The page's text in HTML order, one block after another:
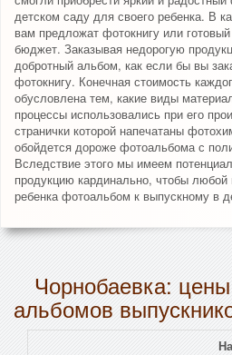
детском саду для своего ребенка. В
вам предложат фотокнигу или
бюджет. Заказывая недорогую
добротный альбом, как если бы вы
фотокнигу. Конечная стоимость
обусловлена тем, какие виды
процессы использовались при его
странички которой напечатаны
обойдется дороже фотоальбома с
Вследствие этого мы имеем
продукцию кардинально, чтобы любой
ребенка фотоальбом к выпускному в
Чорнобаевка:
альбомов